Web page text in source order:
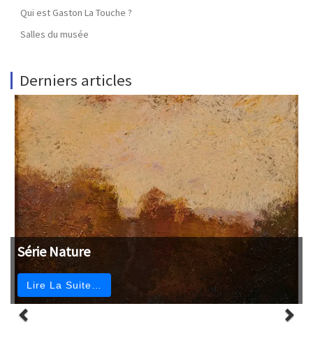
Qui est Gaston La Touche ?
Salles du musée
Derniers articles
Série Nature
Lire La Suite…